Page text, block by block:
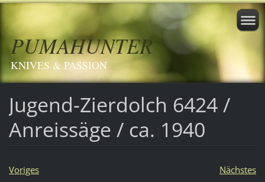
PUMAHUNTER
KNIVES & PASSION
Jugend-Zierdolch 6424 /
Anreissäge / ca. 1940
Voriges
Nächstes